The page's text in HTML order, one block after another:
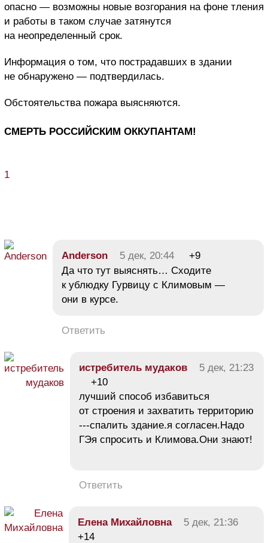
опасно — возможны новые возгорания на фоне тления
и работы в таком случае затянутся
на неопределенный срок.
Информация о том, что пострадавших в здании
не обнаружено — подтвердилась.
Обстоятельства пожара выясняются.
СМЕРТЬ РОССИЙСКИМ ОККУПАНТАМ!
1
Anderson 5 дек, 20:44
+9
Да что тут выяснять… Сходите
к ублюдку Гурвицу с Климовым —
они в курсе.
Ответить
истребитель мудаков
5 дек, 21:23
+10
лучший способ избавиться
от строения и захватить территорию
---спалить здание.я согласен.Надо
ГЭя спросить и Климова.Они знают!
Ответить
Елена Михайловна
5 дек, 21:36
+14